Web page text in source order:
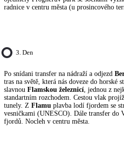
radnice v centru města (u prosincového
3. Den
Po snídani transfer na nádraží a odjezd
tras na světě, která nás doveze do horské
slavnou Flamskou železnicí, jednou z
standartním rozchodem. Cestou vlak
tunely. Z Flamu plavba lodí fjordem se
vesničkami (UNESCO). Dále transfer do
fjordů. Nocleh v centru města.